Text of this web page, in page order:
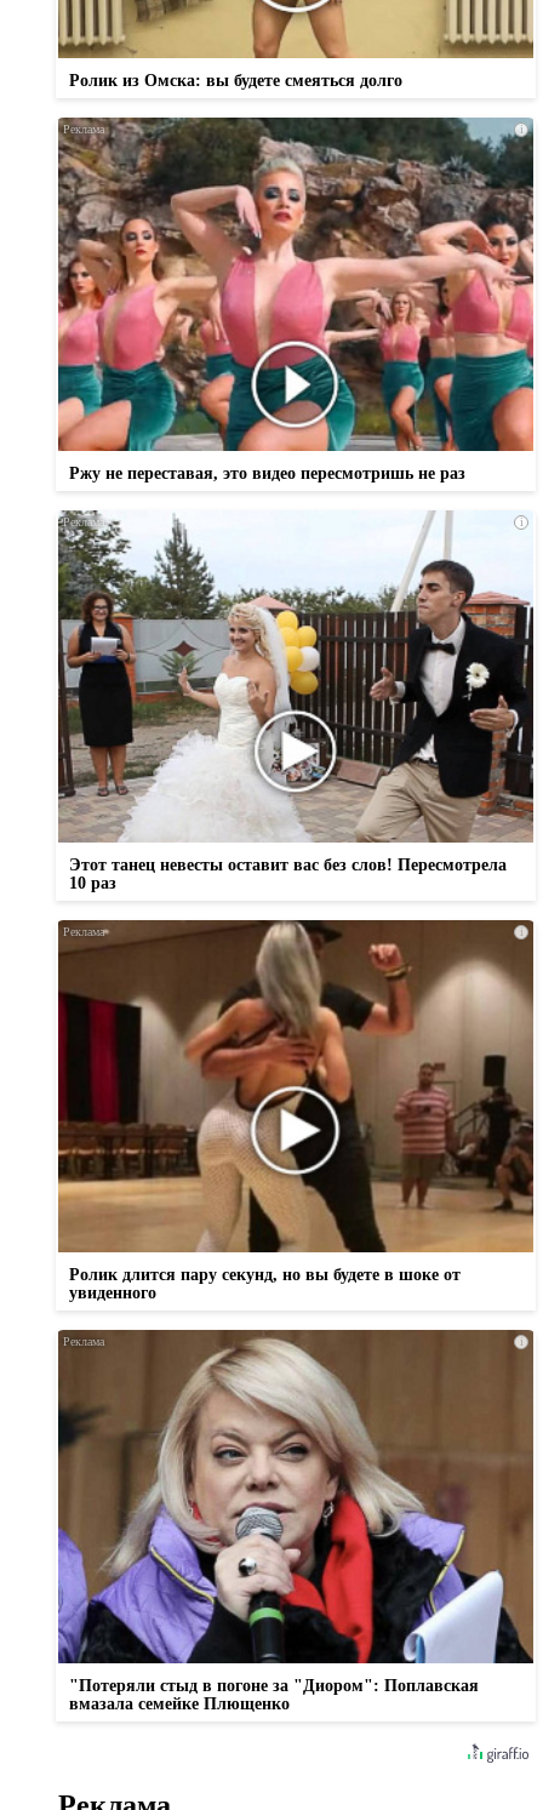
Ролик из Омска: вы будете смеяться долго
i
Ржу не переставая, это видео пересмотришь не раз
i
Этот танец невесты оставит вас без слов! Пересмотрела
10 раз
i
Ролик длится пару секунд, но вы будете в шоке от
увиденного
i
"Потеряли стыд в погоне за "Диором": Поплавская
вмазала семейке Плющенко